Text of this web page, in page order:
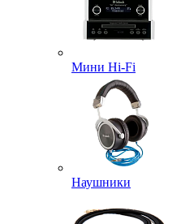
Мини Hi-Fi
Наушники